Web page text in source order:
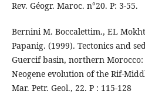
Rev. Géogr. Maroc. n°20. P: 3-55.
Bernini M. Boccalettim., EL
Papanig. (1999). Tectonics and
Guercif basin, northern
Neogene evolution of the Rif-
Mar. Petr. Geol., 22. P : 115-128